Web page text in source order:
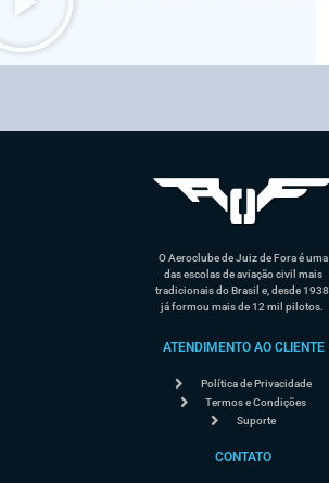
O Aeroclube de Juiz de Fora é uma
das escolas de aviação civil mais
tradicionais do Brasil e, desde 1938,
já formou mais de 12 mil pilotos.
ATENDIMENTO AO CLIENTE
Política de Privacidade
Termos e Condições
Suporte
CONTATO